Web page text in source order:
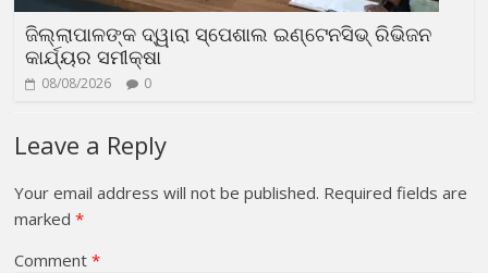
ଜିଲ୍ଲାପାଳଙ୍କ ଦ୍ୱାରା ସ୍ପେଶାଲ ଇଣ୍ଟେନସିଭ୍ ରିଭିଜନ
କାର୍ଯ୍ୟର ସମୀକ୍ଷା
08/08/2026 0
Leave a Reply
Your email address will not be published. Required fields are
marked*
Comment*